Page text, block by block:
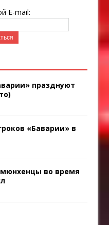
E-mail:
празднуют
«Баварии» в
во время